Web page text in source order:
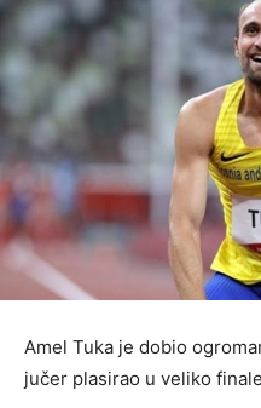
Amel Tuka je dobio
jučer plasirao u veliko